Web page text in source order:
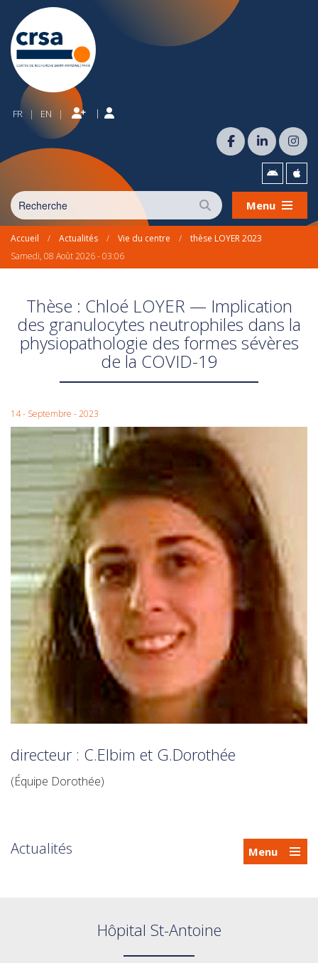
FR | EN | |
Menu
Accueil / Actualités / Vie du centre /
thèse LOYER 2023
Samedi, 08 Août 2026 - 03:06
Thèse : Chloé LOYER — Implication
des granulocytes neutrophiles dans la
physiopathologie des formes sévères
de la COVID-19
14 - Septembre - 2023
directeur : C.Elbim et G.Dorothée
(Équipe Dorothée)
Actualités Menu
Hôpital St-Antoine